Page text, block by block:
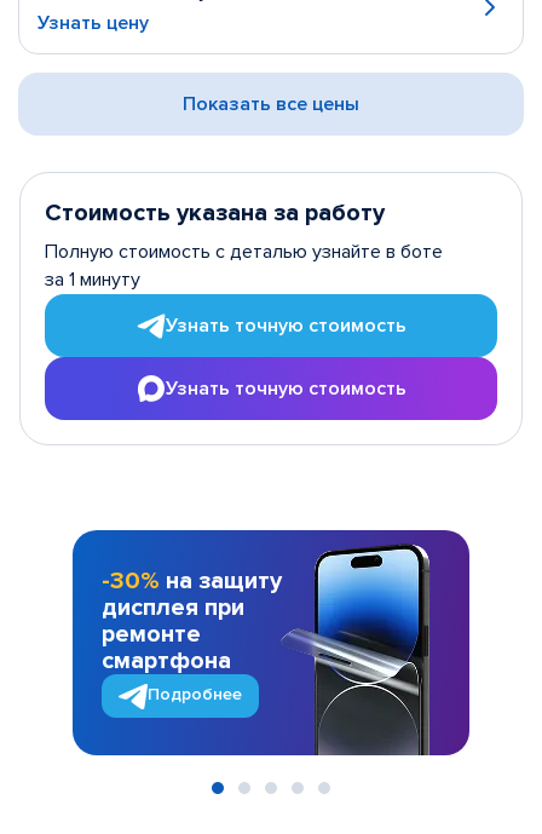
Узнать цену
Показать все цены
Стоимость указана за работу
Полную стоимость с деталью узнайте в боте
за 1 минуту
Узнать точную стоимость
Узнать точную стоимость
-30% на защиту
дисплея при
ремонте
смартфона
Подробнее